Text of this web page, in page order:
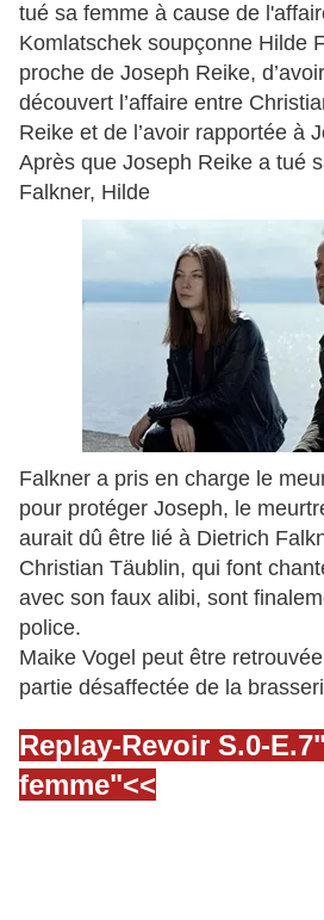
tué sa femme à cause de
Komlatschek soupçonne Hilde
proche de Joseph Reike,
découvert l’affaire entre
Reike et de l’avoir rapportée à
Après que Joseph Reike a tué
Falkner, Hilde
Falkner a pris en charge le
pour protéger Joseph, le
aurait dû être lié à Dietrich
Christian Täublin, qui font
avec son faux alibi, sont
police.
Maike Vogel peut être
partie désaffectée de la
Replay-Revoir S.0-
femme"<<